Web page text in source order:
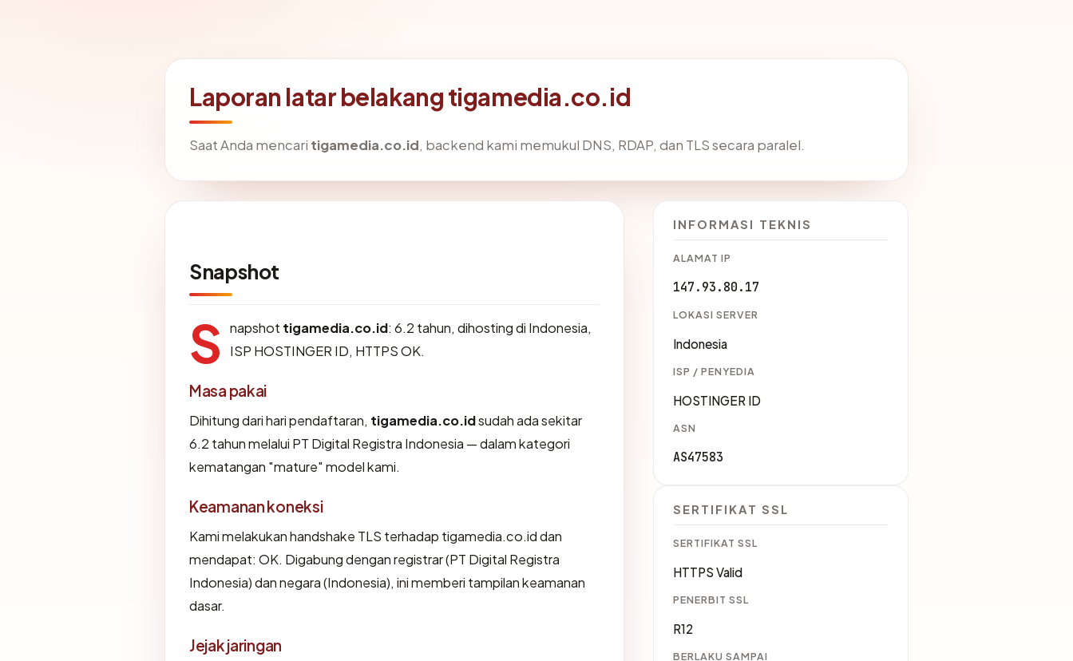
Laporan latar belakang tigamedia.co.id
Saat Anda mencari tigamedia.co.id, backend kami memukul DNS, RDAP, dan TLS secara paralel.
Snapshot
S napshot tigamedia.co.id: 6.2 tahun, dihosting di Indonesia,
ISP HOSTINGER ID, HTTPS OK.
Masa pakai
Dihitung dari hari pendaftaran, tigamedia.co.idsudah ada sekitar
6.2 tahun melalui PT Digital Registra Indonesia — dalam kategori
kematangan "mature" model kami.
Keamanan koneksi
Kami melakukan handshake TLS terhadap tigamedia.co.id dan
mendapat: OK. Digabung dengan registrar (PT Digital Registra
Indonesia) dan negara (Indonesia), ini memberi tampilan keamanan
dasar.
Jejak jaringan
INFORMASI TEKNIS
ALAMAT IP
147.93.80.17
LOKASI SERVER
Indonesia
ISP / PENYEDIA
HOSTINGER ID
ASN
AS47583
SERTIFIKAT SSL
SERTIFIKAT SSL
HTTPS Valid
PENERBIT SSL
R12
BERLAKU SAMPAI